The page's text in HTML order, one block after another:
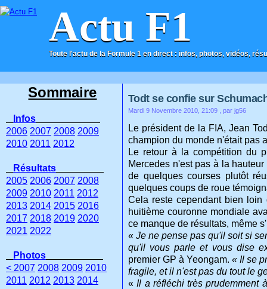
Actu F1
Toute l'actu de la Formule 1 en direct : infos, photos, vidéos,
ACCUEIL CONTACT
Todt se confie sur
Mardi 9 Novembre 2010, 21:09 , par jg56
Le président de la FIA, Jean
champion du monde n'était pas
Le retour à la compétition du
Mercedes n'est pas à la
de quelques courses plutôt
quelques coups de roue
Cela reste cependant bien
huitième couronne mondiale
ce manque de résultats, même
«Je ne pense pas qu'il soit si
qu'il vous parle et vous dise
premier GP à Yeongam.« Il se
fragile, et il n'est pas du tout le
«Il a réfléchi très prudemment
Sommaire
Infos
2006 2007 2008 2009
2010 2011 2012
Résultats
2005 2006 2007 2008
2009 2010 2011 2012
2013 2014 2015 2016
2017 2018 2019 2020
2021 2022
Photos
< 2007 2008 2009 2010
2011 2012 2013 2014